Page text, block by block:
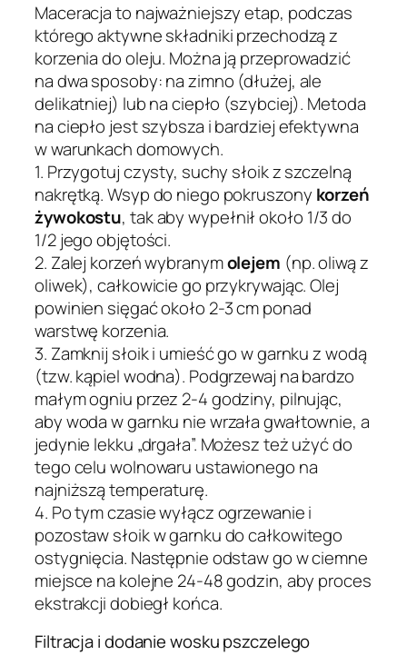
Maceracja to najważniejszy etap, podczas
którego aktywne składniki przechodzą z
korzenia do oleju. Można ją przeprowadzić
na dwa sposoby: na zimno (dłużej, ale
delikatniej) lub na ciepło (szybciej). Metoda
na ciepło jest szybsza i bardziej efektywna
w warunkach domowych.
1. Przygotuj czysty, suchy słoik z szczelną
nakrętką. Wsyp do niego pokruszony korzeń
żywokostu, tak aby wypełnił około 1/3 do
1/2 jego objętości.
2. Zalej korzeń wybranymolejem (np. oliwą z
oliwek), całkowicie go przykrywając. Olej
powinien sięgać około 2-3 cm ponad
warstwę korzenia.
3. Zamknij słoik i umieść go w garnku z wodą
(tzw. kąpiel wodna). Podgrzewaj na bardzo
małym ogniu przez 2-4 godziny, pilnując,
aby woda w garnku nie wrzała gwałtownie, a
jedynie lekku „drgała”. Możesz też użyć do
tego celu wolnowaru ustawionego na
najniższą temperaturę.
4. Po tym czasie wyłącz ogrzewanie i
pozostaw słoik w garnku do całkowitego
ostygnięcia. Następnie odstaw go w ciemne
miejsce na kolejne 24-48 godzin, aby proces
ekstrakcji dobiegł końca.
Filtracja i dodanie wosku pszczelego